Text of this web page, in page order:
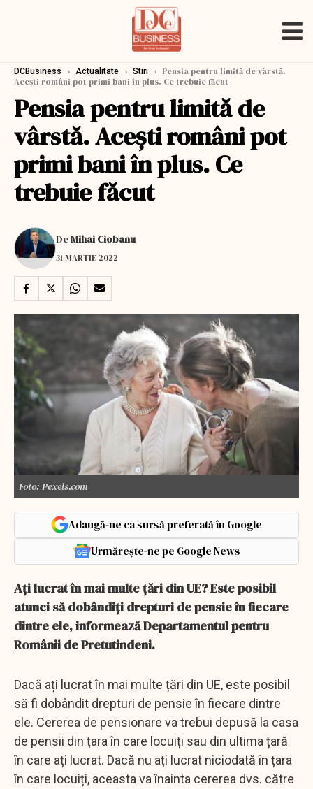
DCBusiness › Actualitate › Stiri › Pensia pentru limită de vârstă.
Aceşti români pot primi bani în plus. Ce trebuie făcut
Pensia pentru limită de
vârstă. Aceşti români pot
primi bani în plus. Ce
trebuie făcut
DeMihai Ciobanu
31 MARTIE 2022
Foto: Pexels.com
Adaugă-ne ca sursă preferată în Google
Urmărește-ne pe Google News
Ați lucrat în mai multe țări din UE? Este posibil
atunci să dobândiți drepturi de pensie în fiecare
dintre ele, informează Departamentul pentru
Românii de Pretutindeni.
Dacă ați lucrat în mai multe țări din UE, este posibil
să fi dobândit drepturi de pensie în fiecare dintre
ele. Cererea de pensionare va trebui depusă la casa
de pensii din țara în care locuiți sau din ultima țară
în care ați lucrat. Dacă nu ați lucrat niciodată în țara
în care locuiți, aceasta va înainta cererea dvs. către